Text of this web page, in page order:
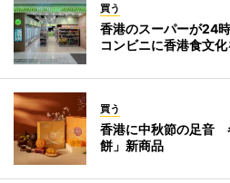
買う
香港のスーパーが24
コンビニに香港食文化
買う
香港に中秋節の足音
餅」新商品